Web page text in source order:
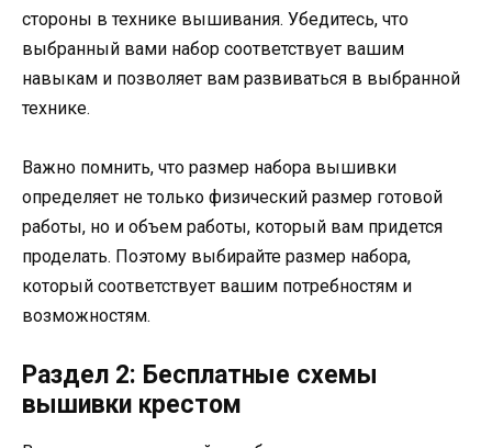
стороны в технике вышивания. Убедитесь, что
выбранный вами набор соответствует вашим
навыкам и позволяет вам развиваться в выбранной
технике.
Важно помнить, что размер набора вышивки
определяет не только физический размер готовой
работы, но и объем работы, который вам придется
проделать. Поэтому выбирайте размер набора,
который соответствует вашим потребностям и
возможностям.
Раздел 2: Бесплатные схемы
вышивки крестом